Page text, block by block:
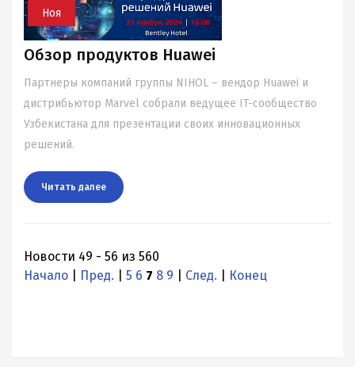
Ноя
Обзор продуктов Huawei
Партнеры компаний группы NIHOL – вендор Huawei и
дистрибьютор Marvel собрали ведущее IT-сообщество
Узбекистана для презентации своих инновационных
решений.
Читать далee
Новости 49 - 56 из 560
Начало
Пред. 5 6 7 8 9 След. Конец